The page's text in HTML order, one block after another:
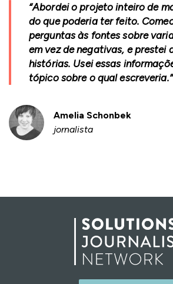
“Abordei o projeto inteiro de
do que poderia ter feito.
perguntas às fontes sobre
em vez de negativas, e prestei
histórias. Usei essas
tópico sobre o qual escreveria.”
Amelia Schonbek
jornalista